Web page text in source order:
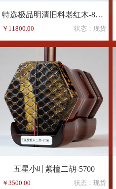
特选极品明清旧料老红木-8165
￥11800.00 状态：现货
五星小叶紫檀二胡-5700
￥3500.00 状态：现货